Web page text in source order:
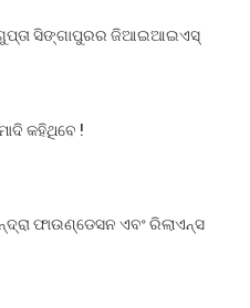
ଗୁପ୍ତା ସିଙ୍ଗାପୁରର ଜିଆଇଆଇଏସ୍
କହିଥିବେ !
ଫାଉଣ୍ଡେସନ ଏବଂ ରିଲାଏନ୍ସ